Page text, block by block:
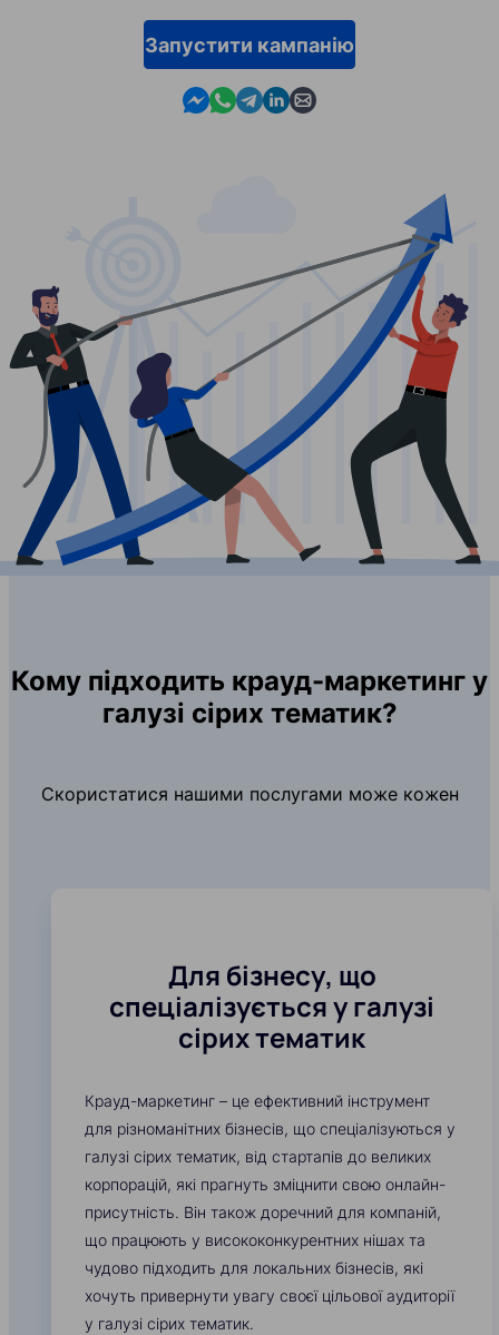
Запустити кампанію
Contact us in Messenger
Contact us in WhatsApp
Contact us in Telegram
Contact us in Linkedin
Contact us by email
Кому підходить крауд-маркетинг у
галузі сірих тематик?
Скористатися нашими послугами може кожен
Для бізнесу, що
спеціалізується у галузі
сірих тематик
Крауд-маркетинг – це ефективний інструмент
для різноманітних бізнесів, що спеціалізуються у
галузі сірих тематик, від стартапів до великих
корпорацій, які прагнуть зміцнити свою онлайн-
присутність. Він також доречний для компаній,
що працюють у висококонкурентних нішах та
чудово підходить для локальних бізнесів, які
хочуть привернути увагу своєї цільової аудиторії
у галузі сірих тематик.